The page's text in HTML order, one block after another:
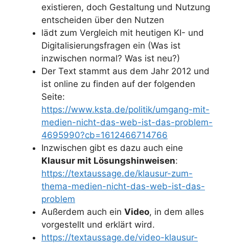
existieren, doch Gestaltung und Nutzung
entscheiden über den Nutzen
lädt zum Vergleich mit heutigen KI- und
Digitalisierungsfragen ein (Was ist
inzwischen normal? Was ist neu?)
Der Text stammt aus dem Jahr 2012 und
ist online zu finden auf der folgenden
Seite:
https://www.ksta.de/politik/umgang-mit-
medien-nicht-das-web-ist-das-problem-
4695990?cb=1612466714766
Inzwischen gibt es dazu auch eine
Klausur mit Lösungshinweisen:
https://textaussage.de/klausur-zum-
thema-medien-nicht-das-web-ist-das-
problem
Außerdem auch ein Video, in dem alles
vorgestellt und erklärt wird.
https://textaussage.de/video-klausur-